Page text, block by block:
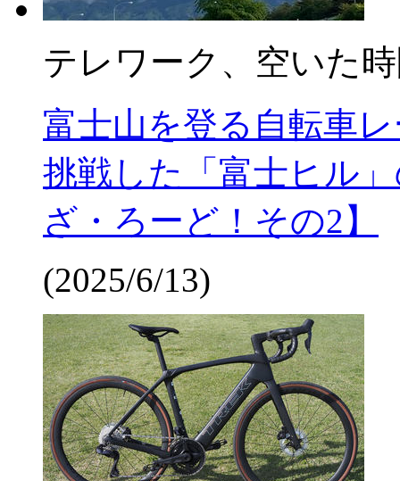
テレワーク、空いた
富士山を登る自転車
挑戦した「富士ヒル
ざ・ろーど！その2】
(2025/6/13)